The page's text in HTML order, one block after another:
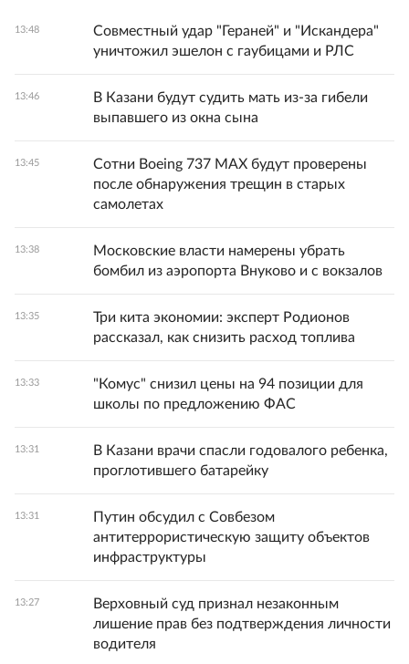
13:48
Совместный удар "Гераней" и "Искандера"
уничтожил эшелон с гаубицами и РЛС
13:46
В Казани будут судить мать из-за гибели
выпавшего из окна сына
13:45
Сотни Boeing 737 MAX будут проверены
после обнаружения трещин в старых
самолетах
13:38
Московские власти намерены убрать
бомбил из аэропорта Внуково и с вокзалов
13:35
Три кита экономии: эксперт Родионов
рассказал, как снизить расход топлива
13:33
"Комус" снизил цены на 94 позиции для
школы по предложению ФАС
13:31
В Казани врачи спасли годовалого ребенка,
проглотившего батарейку
13:31
Путин обсудил с Совбезом
антитеррористическую защиту объектов
инфраструктуры
13:27
Верховный суд признал незаконным
лишение прав без подтверждения личности
водителя